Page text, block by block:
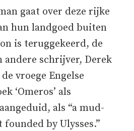
gaat over deze rijke
hun landgoed buiten
is teruggekeerd, de
andere schrijver, Derek
vroege Engelse
‘Omeros’ als
als “a mud-
by Ulysses.”